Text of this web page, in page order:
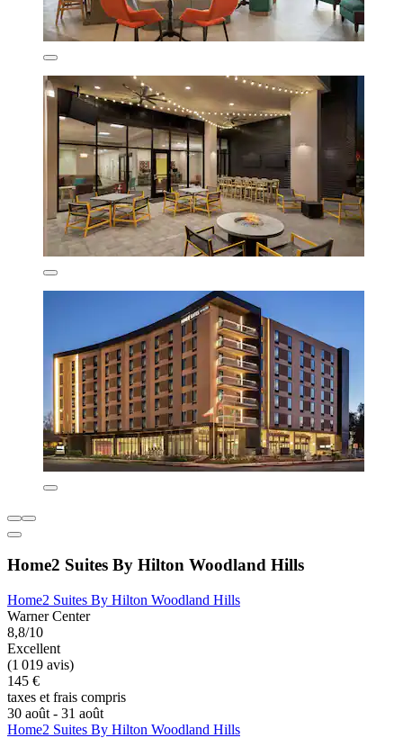
Home2 Suites By Hilton Woodland Hills
Home2 Suites By Hilton Woodland Hills
Warner Center
8,8/10
Excellent
(1 019 avis)
145 €
taxes et frais compris
30 août - 31 août
Home2 Suites By Hilton Woodland Hills